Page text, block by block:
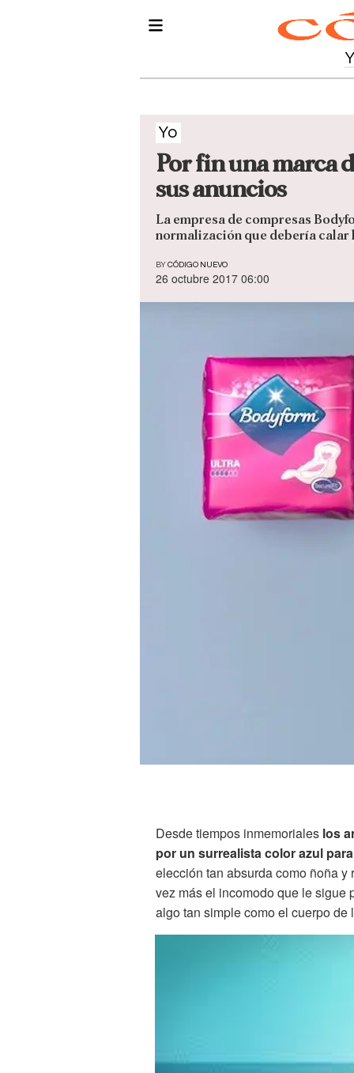
Yo
Por fin una marca
sus anuncios
La empresa de compresas
normalización que debería calar
BY CÓDIGO NUEVO
26 octubre 2017 06:00
Desde tiempos inmemoriales los
por un surrealista color azul
elección tan absurda como ñoña
vez más el incomodo que le sigue
algo tan simple como el cuerpo de